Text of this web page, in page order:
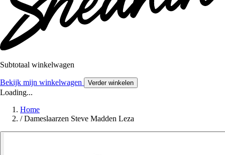
Subtotaal winkelwagen
Bekijk mijn winkelwagen Verder winkelen
Loading...
Home
/ Dameslaarzen Steve Madden Leza